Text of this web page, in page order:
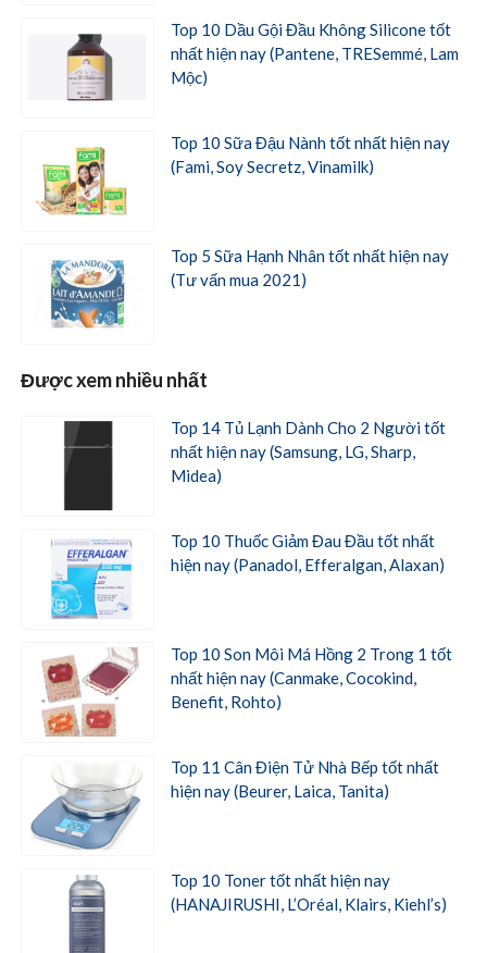
Top 10 Dầu Gội Đầu Không Silicone tốt
nhất hiện nay (Pantene, TRESemmé, Lam
Mộc)
Top 10 Sữa Đậu Nành tốt nhất hiện nay
(Fami, Soy Secretz, Vinamilk)
Top 5 Sữa Hạnh Nhân tốt nhất hiện nay
(Tư vấn mua 2021)
Được xem nhiều nhất
Top 14 Tủ Lạnh Dành Cho 2 Người tốt
nhất hiện nay (Samsung, LG, Sharp,
Midea)
Top 10 Thuốc Giảm Đau Đầu tốt nhất
hiện nay (Panadol, Efferalgan, Alaxan)
Top 10 Son Môi Má Hồng 2 Trong 1 tốt
nhất hiện nay (Canmake, Cocokind,
Benefit, Rohto)
Top 11 Cân Điện Tử Nhà Bếp tốt nhất
hiện nay (Beurer, Laica, Tanita)
Top 10 Toner tốt nhất hiện nay
(HANAJIRUSHI, L’Oréal, Klairs, Kiehl’s)